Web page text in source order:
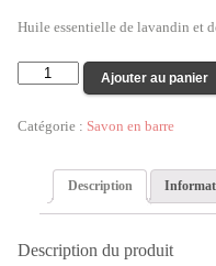
Huile essentielle de lavandin et
Ajouter au panier
Catégorie : Savon en barre
Description
Description du produit